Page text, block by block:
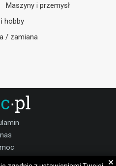
Maszyny i przemysł
hobby
/ zamiana
×